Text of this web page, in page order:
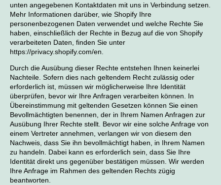
unten angegebenen Kontaktdaten mit uns in Verbindung setzen.
Mehr Informationen darüber, wie Shopify Ihre
personenbezogenen Daten verwendet und welche Rechte Sie
haben, einschließlich der Rechte in Bezug auf die von Shopify
verarbeiteten Daten, finden Sie unter
https://privacy.shopify.com/en.
Durch die Ausübung dieser Rechte entstehen Ihnen keinerlei
Nachteile. Sofern dies nach geltendem Recht zulässig oder
erforderlich ist, müssen wir möglicherweise Ihre Identität
überprüfen, bevor wir Ihre Anfragen verarbeiten können. In
Übereinstimmung mit geltenden Gesetzen können Sie einen
Bevollmächtigten benennen, der in Ihrem Namen Anfragen zur
Ausübung Ihrer Rechte stellt. Bevor wir eine solche Anfrage von
einem Vertreter annehmen, verlangen wir von diesem den
Nachweis, dass Sie ihn bevollmächtigt haben, in Ihrem Namen
zu handeln. Dabei kann es erforderlich sein, dass Sie Ihre
Identität direkt uns gegenüber bestätigen müssen. Wir werden
Ihre Anfrage im Rahmen des geltenden Rechts zügig
beantworten.